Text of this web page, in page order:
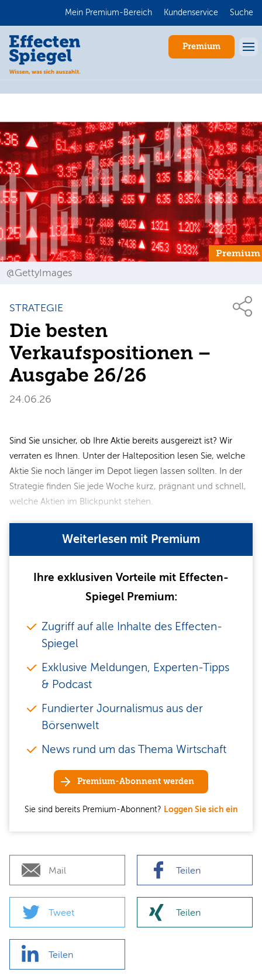
Mein Premium-Bereich Kundenservice Suche
Premium
Premium
@GettyImages
STRATEGIE
Die besten
Verkaufspositionen –
Ausgabe 26/26
24.06.26
Sind Sie unsicher, ob Ihre Aktie bereits ausgereizt ist? Wir
verraten es Ihnen. Unter der Halteposition lesen Sie, welche
Aktie Sie noch länger im Depot liegen lassen sollten. In der
Strategie finden Sie jede Woche kurz, prägnant und schnell,
welche Aktien im Blickpunkt stehen.
Weiterlesen mit Premium
Ihre exklusiven Vorteile mit Effecten-
Spiegel Premium:
Zugriff auf alle Inhalte des Effecten-
Spiegel
Exklusive Meldungen, Experten-Tipps
& Podcast
Fundierter Journalismus aus der
Börsenwelt
News rund um das Thema Wirtschaft
Premium-Abonnent werden
Sie sind bereits Premium-Abonnent? Loggen Sie sich ein
Mail Teilen
Tweet Teilen
Teilen
Anmelden